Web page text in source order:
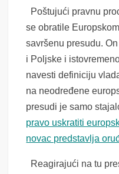
Poštujući pravnu
se obratile
savršenu presudu.
i Poljske i
navesti definiciju
na neodređene
presudi je samo
pravo uskratiti
novac predstavlja
Reagirajući na tu